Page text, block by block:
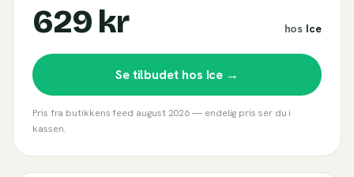
629 kr hos Ice
Se tilbudet hos Ice →
Pris fra butikkens feed august 2026— endelig pris ser du i
kassen.